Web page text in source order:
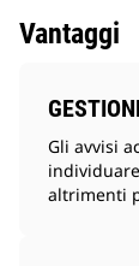
Vantaggi
Gli avvisi
altrimenti